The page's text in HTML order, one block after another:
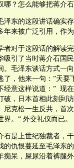
哪？怎么能够把蒋介
泽东的这段讲话确实
年来被广泛引用，作为
者对于这段话的解读
吸引了当时蒋介石国
。毛泽东谈话方式一
了，他来一句：”天要
经意这样说道：” 现
破，日本首相此刻到
尼克松一生反共，首
界。“ 外交礼仪而已
石是上世纪独裁者，
的仇恨蔓延至毛泽东
痴呆，屎尿沿着裤腿外